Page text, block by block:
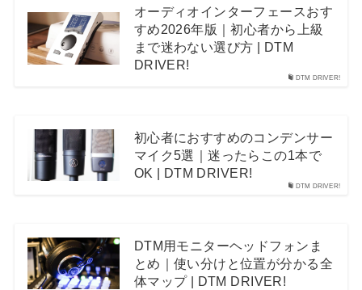
DTM DRIVER!
オーディオインターフェースおす
すめ2026年版｜初心者から上級
まで迷わない選び方 | DTM
DRIVER!
DTM DRIVER!
初心者におすすめのコンデンサー
マイク5選｜迷ったらこの1本で
OK | DTM DRIVER!
DTM用モニターヘッドフォンま
とめ｜使い分けと位置が分かる全
体マップ | DTM DRIVER!